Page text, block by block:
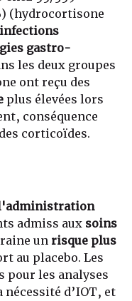
(hydrocortisone
infections
gastro-
les deux groupes
ont reçu des
plus élevées lors
conséquence
corticoïdes.
admiss aux soins
un risque plus
au placebo. Les
pour les analyses
d’IOT, et